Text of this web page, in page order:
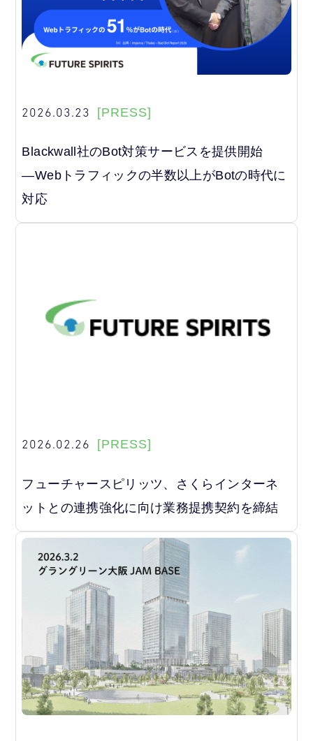
2026.03.23 [PRESS]
Blackwall社のBot対策サービスを提供開始
―Webトラフィックの半数以上がBotの時代に
対応
2026.02.26 [PRESS]
フューチャースピリッツ、さくらインターネ
ットとの連携強化に向け業務提携契約を締結